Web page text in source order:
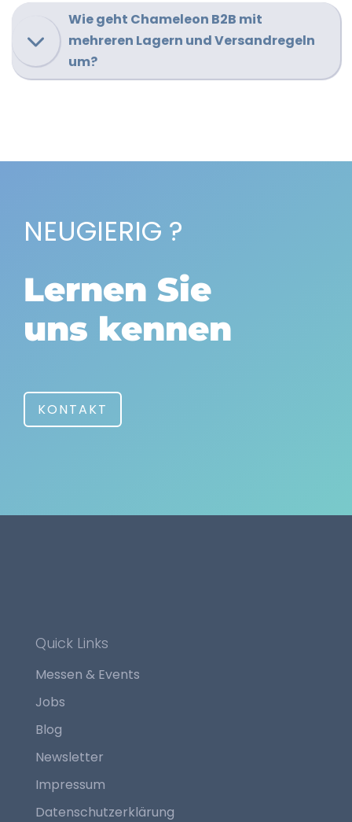
Wie geht Chameleon B2B mit
mehreren Lagern und Versandregeln
um?
NEUGIERIG ?
Lernen Sie
uns kennen
KONTAKT
Quick Links
Messen & Events
Jobs
Blog
Newsletter
Impressum
Datenschutzerklärung